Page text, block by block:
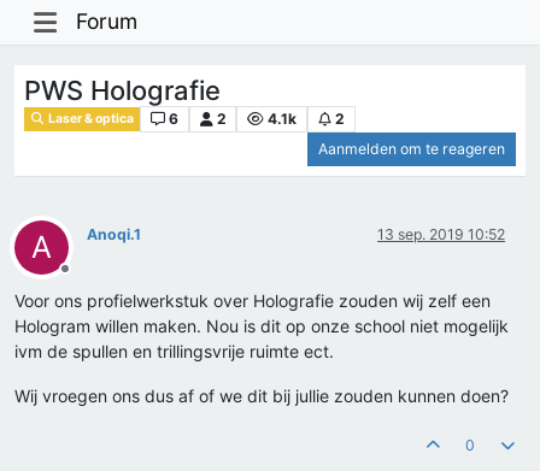
Forum
PWS Holografie
Laser & optica 6 2 4.1k
2
Aanmelden om te reageren
A
Offline
Anoqi.1 13 sep. 2019 10:52
Voor ons profielwerkstuk over Holografie zouden wij zelf een
Hologram willen maken. Nou is dit op onze school niet mogelijk
ivm de spullen en trillingsvrije ruimte ect.
Wij vroegen ons dus af of we dit bij jullie zouden kunnen doen?
0